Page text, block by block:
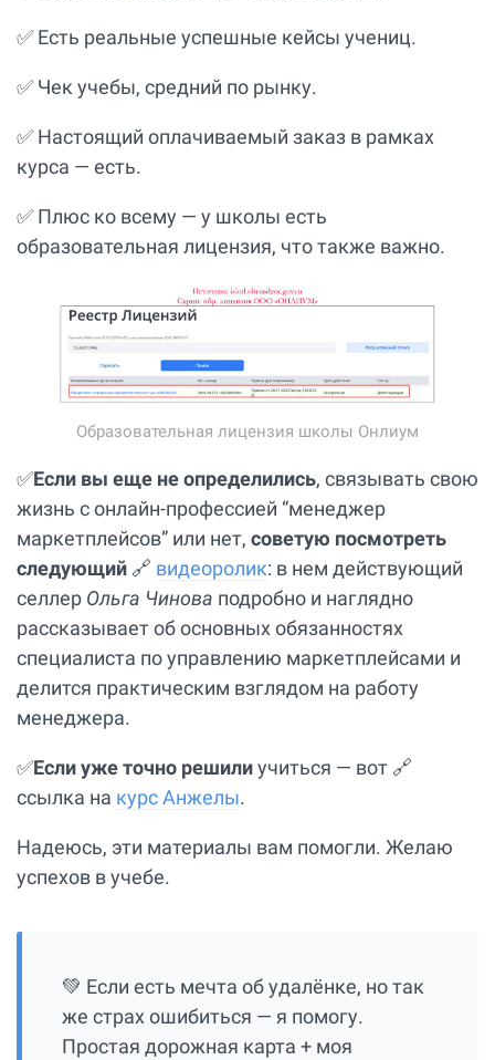
✅ Есть реальные успешные кейсы учениц.
✅ Чек учебы, средний по рынку.
✅ Настоящий оплачиваемый заказ в рамках
курса — есть.
✅ Плюс ко всему — у школы есть
образовательная лицензия, что также важно.
Образовательная лицензия школы Онлиум
✅Если вы еще не определились, связывать свою
жизнь с онлайн-профессией “менеджер
маркетплейсов” или нет, советую посмотреть
следующий 🔗 видеоролик: в нем действующий
селлер Ольга Чинова подробно и наглядно
рассказывает об основных обязанностях
специалиста по управлению маркетплейсами и
делится практическим взглядом на работу
менеджера.
✅Если уже точно решилиучиться — вот 🔗
ссылка на курс Анжелы.
Надеюсь, эти материалы вам помогли. Желаю
успехов в учебе.
💚 Если есть мечта об удалёнке, но так
же страх ошибиться — я помогу.
Простая дорожная карта + моя